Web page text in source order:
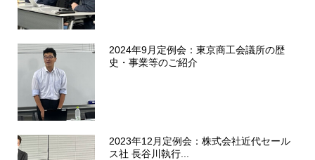
2024年9月定例会：東京商工会議所の歴
史・事業等のご紹介
2023年12月定例会：株式会社近代セール
ス社 長谷川執行...